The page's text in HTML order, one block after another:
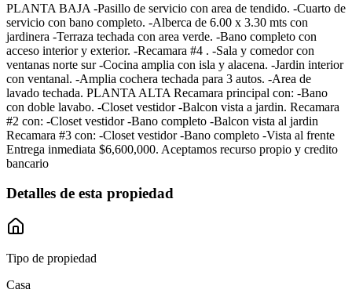
PLANTA BAJA -Pasillo de servicio con area de tendido. -Cuarto de
servicio con bano completo. -Alberca de 6.00 x 3.30 mts con
jardinera -Terraza techada con area verde. -Bano completo con
acceso interior y exterior. -Recamara #4 . -Sala y comedor con
ventanas norte sur -Cocina amplia con isla y alacena. -Jardin interior
con ventanal. -Amplia cochera techada para 3 autos. -Area de
lavado techada. PLANTA ALTA Recamara principal con: -Bano
con doble lavabo. -Closet vestidor -Balcon vista a jardin. Recamara
#2 con: -Closet vestidor -Bano completo -Balcon vista al jardin
Recamara #3 con: -Closet vestidor -Bano completo -Vista al frente
Entrega inmediata $6,600,000. Aceptamos recurso propio y credito
bancario
Detalles de esta propiedad
Tipo de propiedad
Casa